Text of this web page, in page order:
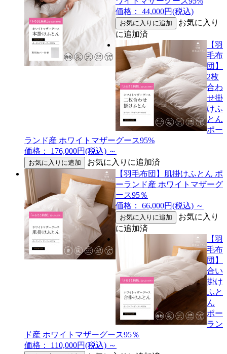
価格： 44,000円(税込)
お気に入り
に追加済
【羽
毛布
団】
2枚
合わ
せ掛
けふ
とん
ポー
ランド産 ホワイトマザーグース95%
価格： 176,000円(税込) ～
お気に入りに追加済
【羽毛布団】肌掛けふとん ポ
ーランド産 ホワイトマザーグ
ース95％
価格： 66,000円(税込) ～
お気に入り
に追加済
【羽
毛布
団】
合い
掛け
ふと
ん
ポー
ラン
ド産 ホワイトマザーグース95％
価格： 110,000円(税込) ～